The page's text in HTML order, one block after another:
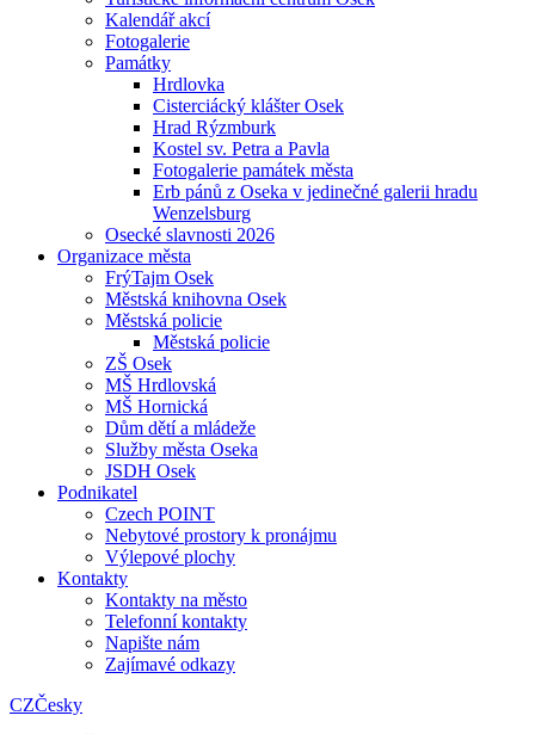
Kalendář akcí
Fotogalerie
Památky
Hrdlovka
Cisterciácký klášter Osek
Hrad Rýzmburk
Kostel sv. Petra a Pavla
Fotogalerie památek města
Erb pánů z Oseka v jedinečné galerii hradu
Wenzelsburg
Osecké slavnosti 2026
Organizace města
FrýTajm Osek
Městská knihovna Osek
Městská policie
Městská policie
ZŠ Osek
MŠ Hrdlovská
MŠ Hornická
Dům dětí a mládeže
Služby města Oseka
JSDH Osek
Podnikatel
Czech POINT
Nebytové prostory k pronájmu
Výlepové plochy
Kontakty
Kontakty na město
Telefonní kontakty
Napište nám
Zajímavé odkazy
CZČesky